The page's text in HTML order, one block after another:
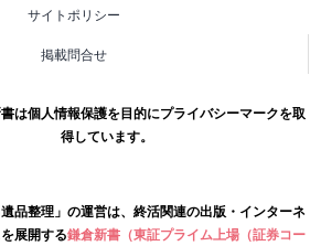
サイトポリシー
掲載問合せ
は個人情報保護を目的にプライバシーマークを取
得しています。
遺品整理」の運営は、終活関連の出版・インターネ
展開する鎌倉新書（東証プライム上場（証券コー